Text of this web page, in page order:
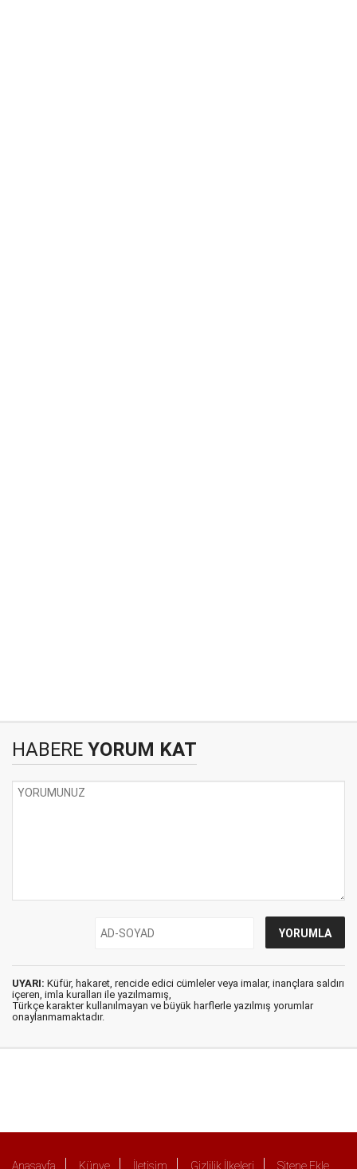
HABERE YORUM KAT
UYARI: Küfür, hakaret, rencide edici cümleler veya imalar, inançlara saldırı
içeren, imla kuralları ile yazılmamış,
Türkçe karakter kullanılmayan ve büyük harflerle yazılmış yorumlar
onaylanmamaktadır.
Anasayfa Künye İletişim Gizlilik İlkeleri Sitene Ekle